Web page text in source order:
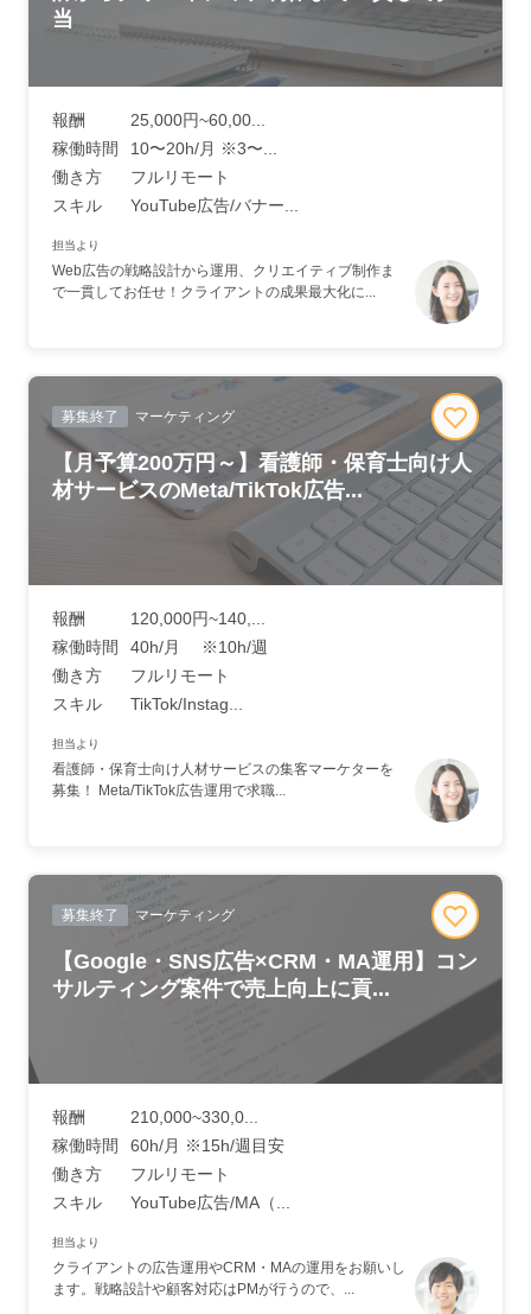
当
報酬
25,000円~60,00...
稼働時間
10〜20h/月 ※3〜...
働き方
フルリモート
スキル
YouTube広告/バナー...
担当より
Web広告の戦略設計から運用、クリエイティブ制作ま
で一貫してお任せ！クライアントの成果最大化に...
募集終了 マーケティング
【月予算200万円～】看護師・保育士向け人
材サービスのMeta/TikTok広告...
報酬
120,000円~140,...
稼働時間
40h/月 ※10h/週
働き方
フルリモート
スキル
TikTok/Instag...
担当より
看護師・保育士向け人材サービスの集客マーケターを
募集！ Meta/TikTok広告運用で求職...
募集終了 マーケティング
【Google・SNS広告×CRM・MA運用】コン
サルティング案件で売上向上に貢...
報酬
210,000~330,0...
稼働時間
60h/月 ※15h/週目安
働き方
フルリモート
スキル
YouTube広告/MA（...
担当より
クライアントの広告運用やCRM・MAの運用をお願いし
ます。戦略設計や顧客対応はPMが行うので、...